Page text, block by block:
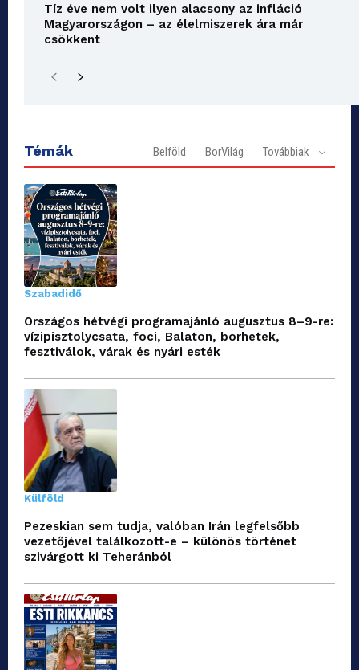
Tíz éve nem volt ilyen alacsony az infláció
Magyarországon – az élelmiszerek ára már
csökkent
Témák Belföld BorVilág Továbbiak
Szabadidő
Országos hétvégi programajánló augusztus 8–9-re:
vízipisztolycsata, foci, Balaton, borhetek,
fesztiválok, várak és nyári esték
Külföld
Pezeskian sem tudja, valóban Irán legfelsőbb
vezetőjével találkozott-e – különös történet
szivárgott ki Teheránból